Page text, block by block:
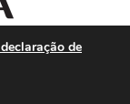
declaração de